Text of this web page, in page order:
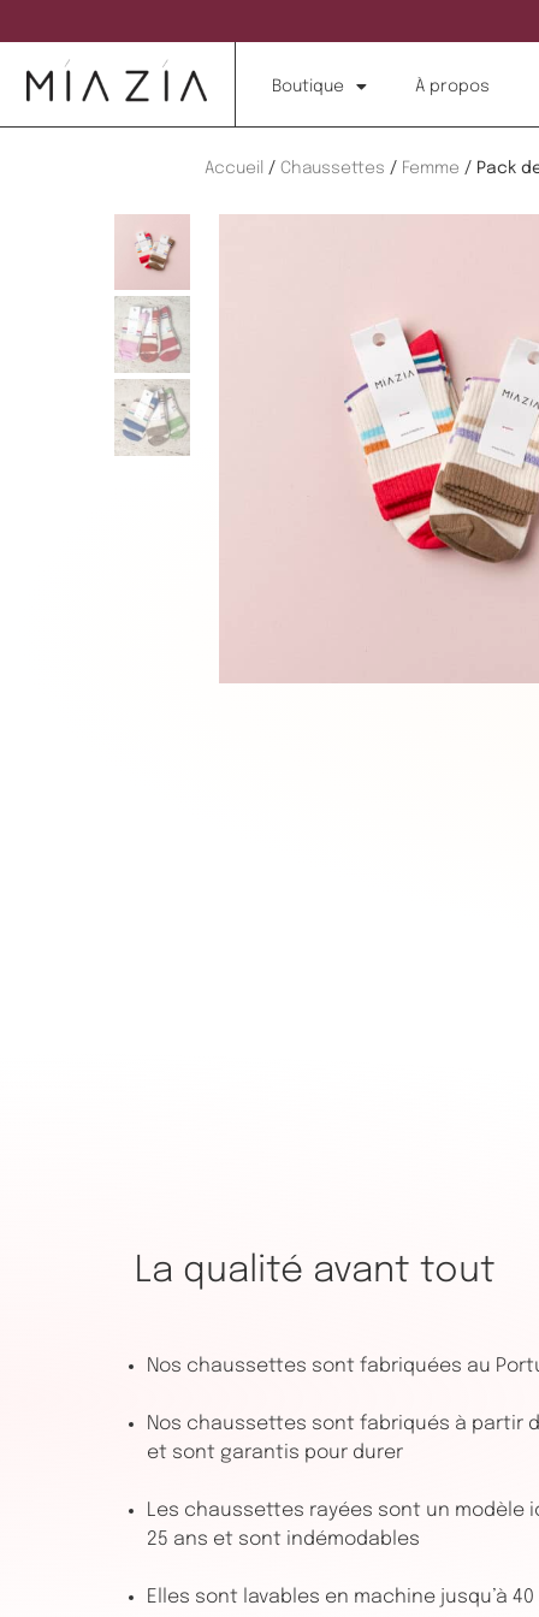
Boutique À propos
Accueil /Chaussettes / Femme / Pack
La qualité avant tout
Nos chaussettes sont fabriquées au
Nos chaussettes sont fabriqués à partir
et sont garantis pour durer
Les chaussettes rayées sont un modèle
25 ans et sont indémodables
Elles sont lavables en machine jusqu’à